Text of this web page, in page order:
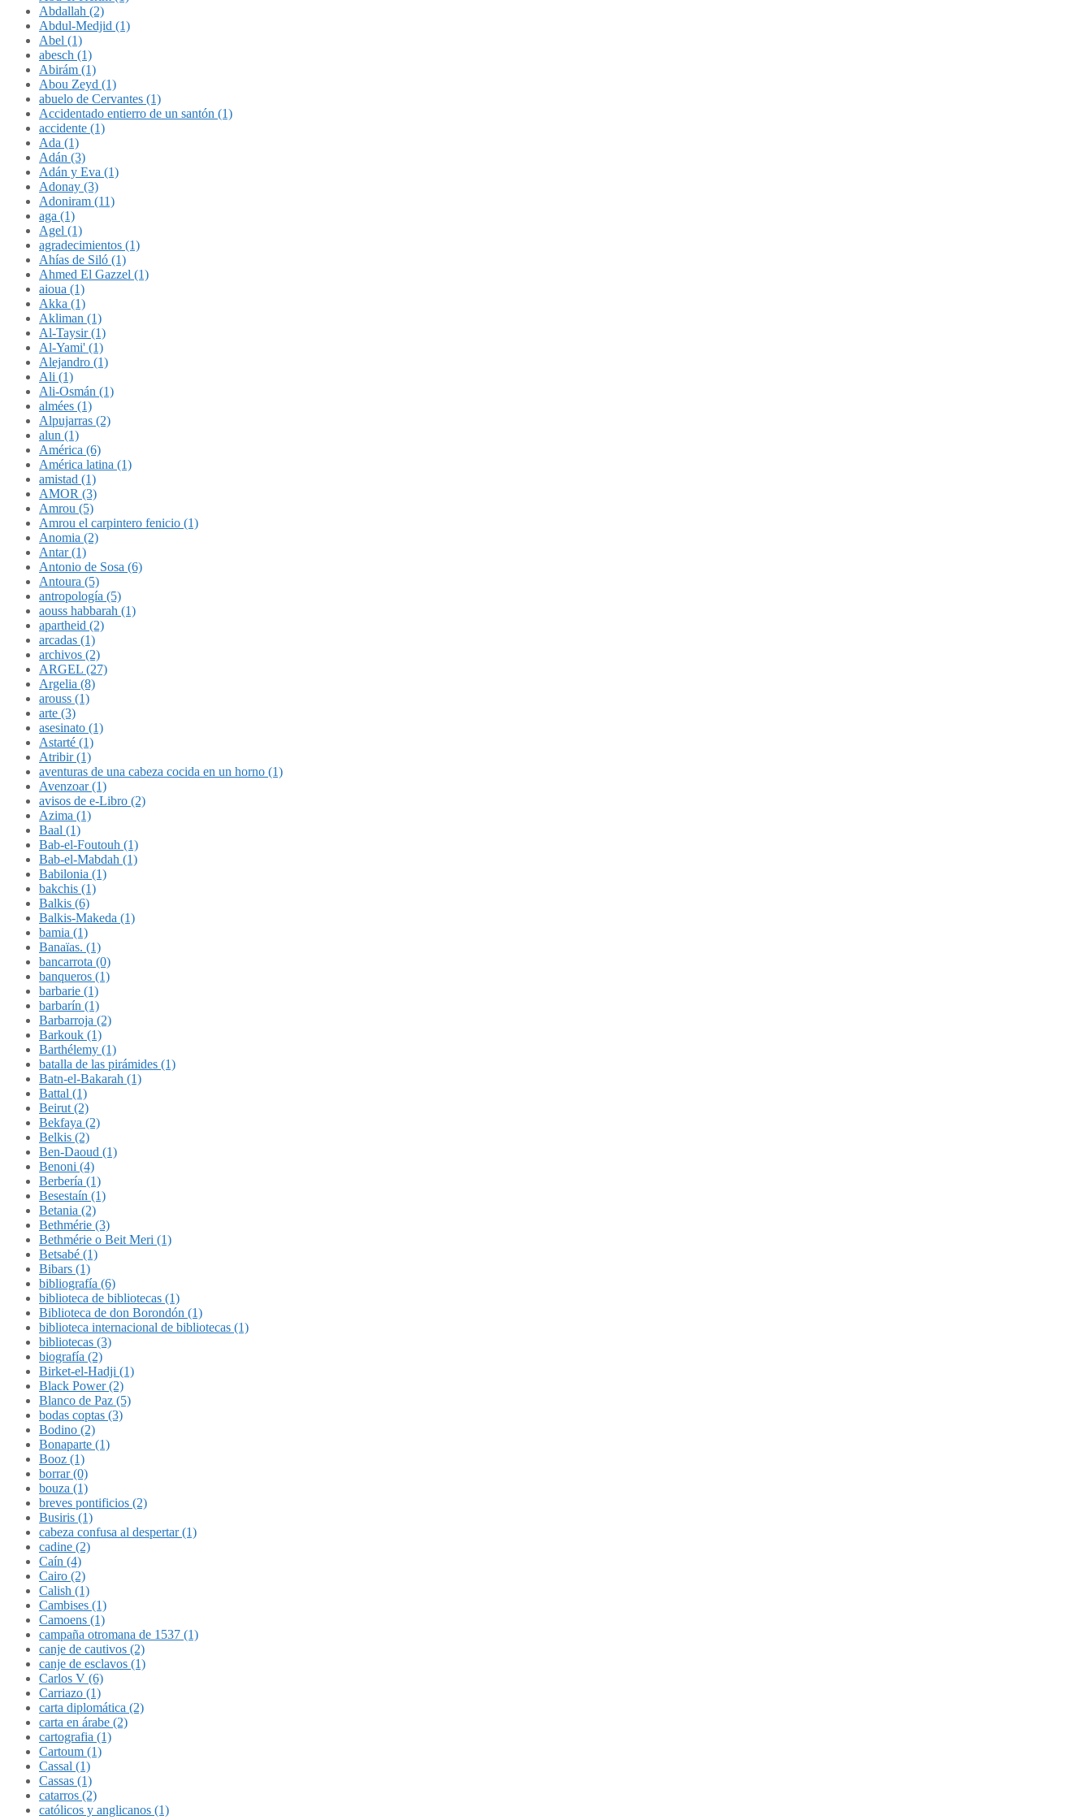
Abdallah (2)
Abdul-Medjid (1)
Abel (1)
abesch (1)
Abirám (1)
Abou Zeyd (1)
abuelo de Cervantes (1)
Accidentado entierro de un santón (1)
accidente (1)
Ada (1)
Adán (3)
Adán y Eva (1)
Adonay (3)
Adoniram (11)
aga (1)
Agel (1)
agradecimientos (1)
Ahías de Siló (1)
Ahmed El Gazzel (1)
aioua (1)
Akka (1)
Akliman (1)
Al-Taysir (1)
Al-Yami' (1)
Alejandro (1)
Ali (1)
Ali-Osmán (1)
almées (1)
Alpujarras (2)
alun (1)
América (6)
América latina (1)
amistad (1)
AMOR (3)
Amrou (5)
Amrou el carpintero fenicio (1)
Anomia (2)
Antar (1)
Antonio de Sosa (6)
Antoura (5)
antropología (5)
aouss habbarah (1)
apartheid (2)
arcadas (1)
archivos (2)
ARGEL (27)
Argelia (8)
arouss (1)
arte (3)
asesinato (1)
Astarté (1)
Atribir (1)
aventuras de una cabeza cocida en un horno (1)
Avenzoar (1)
avisos de e-Libro (2)
Azima (1)
Baal (1)
Bab-el-Foutouh (1)
Bab-el-Mabdah (1)
Babilonia (1)
bakchis (1)
Balkis (6)
Balkis-Makeda (1)
bamia (1)
Banaïas. (1)
bancarrota (0)
banqueros (1)
barbarie (1)
barbarín (1)
Barbarroja (2)
Barkouk (1)
Barthélemy (1)
batalla de las pirámides (1)
Batn-el-Bakarah (1)
Battal (1)
Beirut (2)
Bekfaya (2)
Belkis (2)
Ben-Daoud (1)
Benoni (4)
Berbería (1)
Besestaín (1)
Betania (2)
Bethmérie (3)
Bethmérie o Beit Meri (1)
Betsabé (1)
Bibars (1)
bibliografía (6)
biblioteca de bibliotecas (1)
Biblioteca de don Borondón (1)
biblioteca internacional de bibliotecas (1)
bibliotecas (3)
biografía (2)
Birket-el-Hadji (1)
Black Power (2)
Blanco de Paz (5)
bodas coptas (3)
Bodino (2)
Bonaparte (1)
Booz (1)
borrar (0)
bouza (1)
breves pontificios (2)
Busiris (1)
cabeza confusa al despertar (1)
cadine (2)
Caín (4)
Cairo (2)
Calish (1)
Cambises (1)
Camoens (1)
campaña otromana de 1537 (1)
canje de cautivos (2)
canje de esclavos (1)
Carlos V (6)
Carriazo (1)
carta diplomática (2)
carta en árabe (2)
cartografia (1)
Cartoum (1)
Cassal (1)
Cassas (1)
catarros (2)
católicos y anglicanos (1)